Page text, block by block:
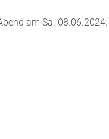
am Sa. 08.06.2024: